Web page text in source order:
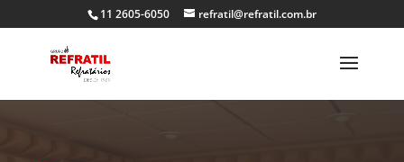
11 2605-6050 refratil@refratil.com.br